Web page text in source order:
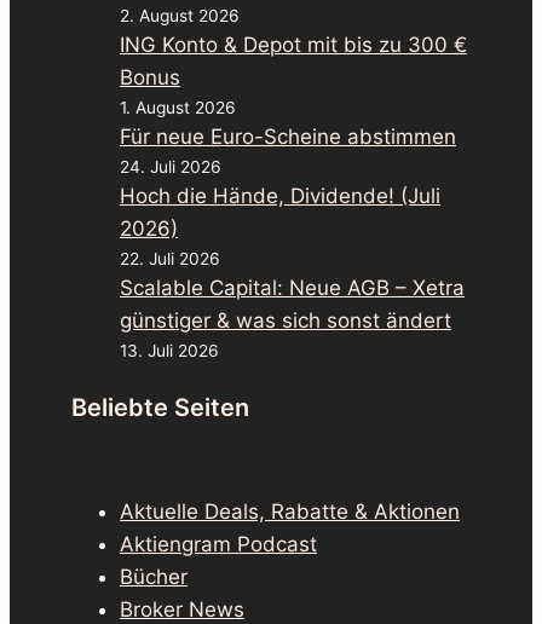
2. August 2026
ING Konto & Depot mit bis zu 300 €
Bonus
1. August 2026
Für neue Euro-Scheine abstimmen
24. Juli 2026
Hoch die Hände, Dividende! (Juli
2026)
22. Juli 2026
Scalable Capital: Neue AGB – Xetra
günstiger & was sich sonst ändert
13. Juli 2026
Beliebte Seiten
Aktuelle Deals, Rabatte & Aktionen
Aktiengram Podcast
Bücher
Broker News